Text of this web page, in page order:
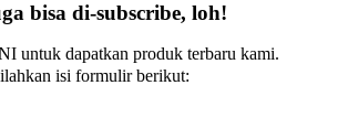
bisa di-subscribe, loh!
untuk dapatkan produk terbaru kami.
isi formulir berikut: